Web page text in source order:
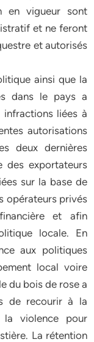
en vigueur sont
et ne feront
et autorisés
ainsi que la
dans le pays a
infractions liées à
autorisations
deux dernières
des exportateurs
sur la base de
opérateurs privés
et afin
locale. En
aux politiques
local voire
du bois de rose a
de recourir à la
violence pour
La rétention